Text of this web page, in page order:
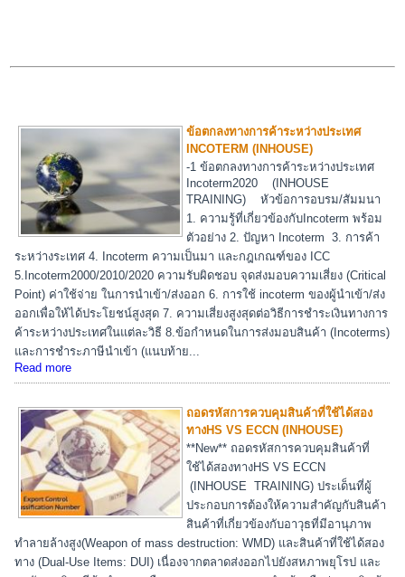
ข้อตกลงทางการค้าระหว่างประเทศ
INCOTERM (INHOUSE)
-1 ข้อตกลงทางการค้าระหว่างประเทศ
Incoterm2020 (INHOUSE
TRAINING) หัวข้อการอบรม/สัมมนา
1. ความรู้ที่เกี่ยวข้องกับIncoterm พร้อม
ตัวอย่าง 2. ปัญหา Incoterm 3. การค้า
ระหว่างระเทศ 4. Incoterm ความเป็นมา และกฎเกณฑ์ของ ICC
5.Incoterm2000/2010/2020 ความรับผิดชอบ จุดส่งมอบความเสี่ยง (Critical
Point) ค่าใช้จ่าย ในการนำเข้า/ส่งออก 6. การใช้ incoterm ของผู้นำเข้า/ส่ง
ออกเพื่อให้ได้ประโยชน์สูงสุด 7. ความเสี่ยงสูงสุดต่อวิธีการชำระเงินทางการ
ค้าระหว่างประเทศในแต่ละวิธี 8.ข้อกำหนดในการส่งมอบสินค้า (Incoterms)
และการชำระภาษีนำเข้า (แนบท้าย...
Read more
ถอดรหัสการควบคุมสินค้าที่ใช้ได้สอง
ทางHS VS ECCN (INHOUSE)
**New** ถอดรหัสการควบคุมสินค้าที่
ใช้ได้สองทางHS VS ECCN
(INHOUSE TRAINING) ประเด็นที่ผู้
ประกอบการต้องให้ความสำคัญกับสินค้า
สินค้าที่เกี่ยวข้องกับอาวุธที่มีอานุภาพ
ทำลายล้างสูง(Weapon of mass destruction: WMD) และสินค้าที่ใช้ได้สอง
ทาง (Dual-Use Items: DUI) เนื่องจากตลาดส่งออกไปยังสหภาพยุโรป และ